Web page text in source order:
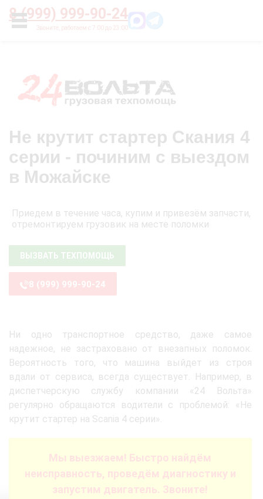
8 (999) 999-90-24
УСЛУГИ
Главная О нас Цены
Не крутит стартер Скания 4
серии - починим с выездом
в Можайске
Приедем в течение часа, купим и привезём запчасти,
отремонтируем грузовик на месте поломки
ВЫЗВАТЬ ТЕХПОМОЩЬ
8 (999) 999-90-24
Ни одно транспортное средство, даже самое
надежное, не застраховано от внезапных поломок.
Вероятность того, что машина выйдет из строя
вдали от сервиса, всегда существует. Например, в
диспетчерскую службу компании «24 Вольта»
регулярно обращаются водители с проблемой: «Не
крутит стартер на Scania 4 серии».
Мы выезжаем! Быстро найдём
неисправность, проведём диагностику и
запустим двигатель. Звоните!